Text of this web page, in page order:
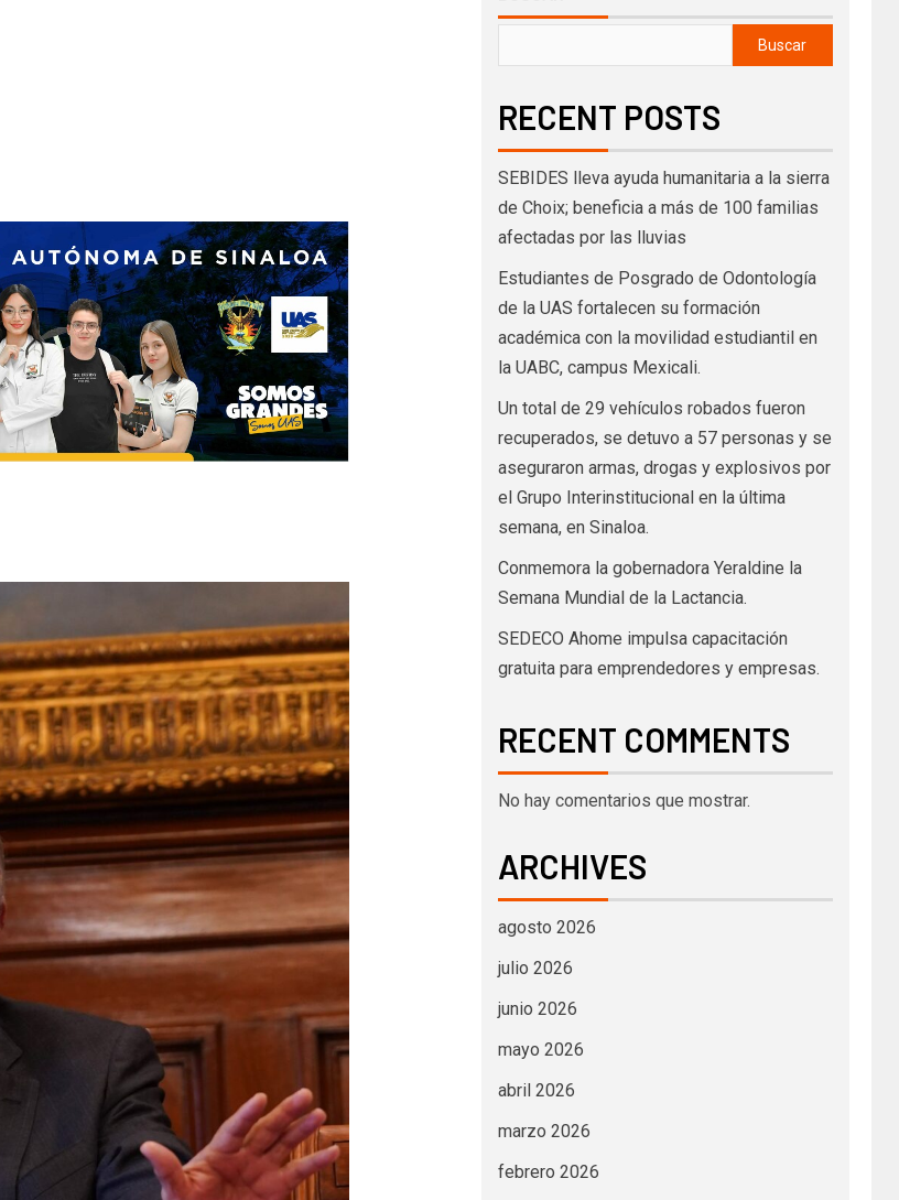
Buscar
RECENT POSTS
SEBIDES lleva ayuda humanitaria a la sierra
de Choix; beneficia a más de 100 familias
afectadas por las lluvias
Estudiantes de Posgrado de Odontología
de la UAS fortalecen su formación
académica con la movilidad estudiantil en
la UABC, campus Mexicali.
Un total de 29 vehículos robados fueron
recuperados, se detuvo a 57 personas y se
aseguraron armas, drogas y explosivos por
el Grupo Interinstitucional en la última
semana, en Sinaloa.
Conmemora la gobernadora Yeraldine la
Semana Mundial de la Lactancia.
SEDECO Ahome impulsa capacitación
gratuita para emprendedores y empresas.
RECENT COMMENTS
No hay comentarios que mostrar.
ARCHIVES
agosto 2026
julio 2026
junio 2026
mayo 2026
abril 2026
marzo 2026
febrero 2026